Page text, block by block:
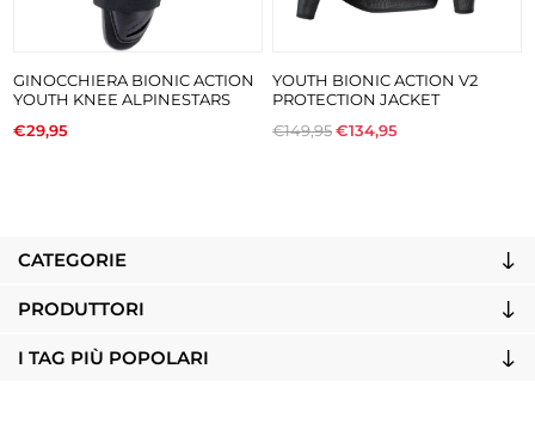
CATEGORIE
PRODUTTORI
I TAG PIÙ POPOLARI
GINOCCHIERA BIONIC ACTION
YOUTH KNEE ALPINESTARS
€29,95
YOUTH BIONIC ACTION V2
PROTECTION JACKET
€149,95€134,95